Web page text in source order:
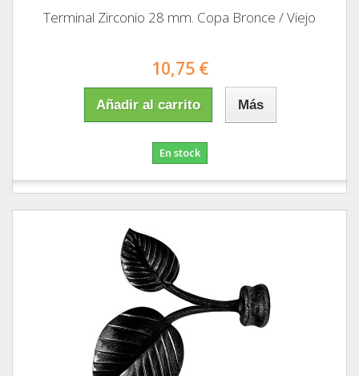
Terminal Zirconio 28 mm. Copa Bronce / Viejo
10,75 €
Añadir al carrito Más
En stock